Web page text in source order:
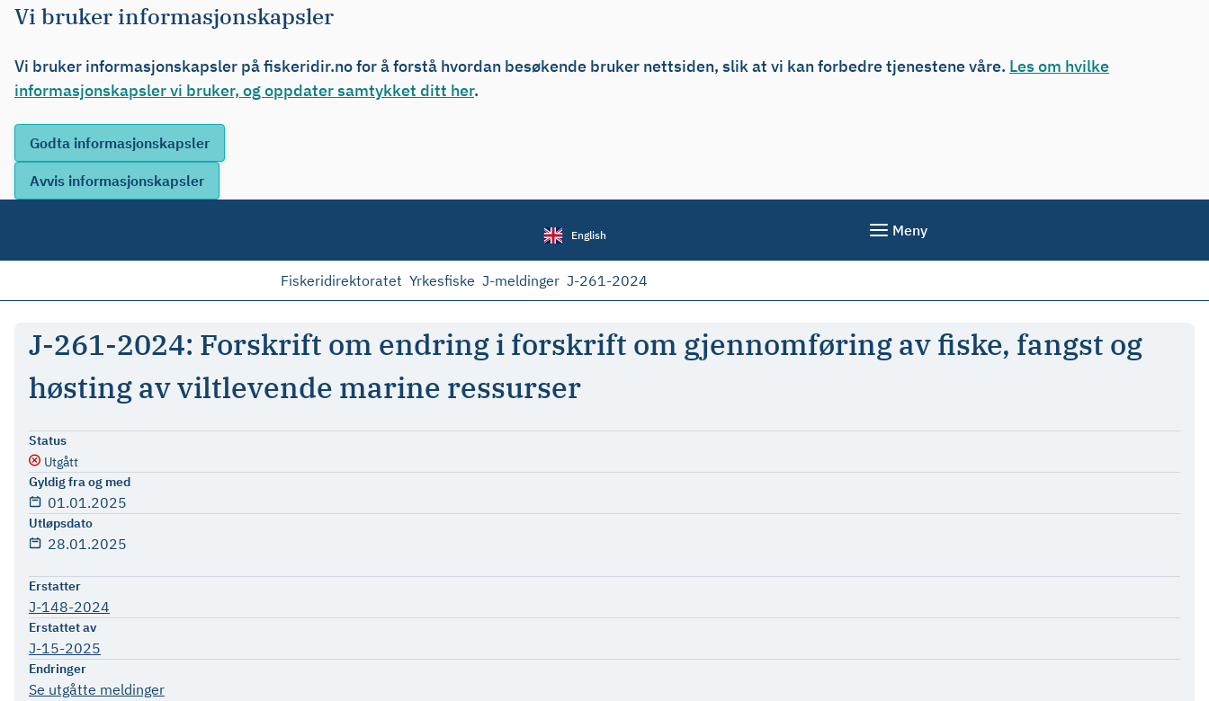
Vi bruker informasjonskapsler
Vi bruker informasjonskapsler på fiskeridir.no for å forstå hvordan besøkende bruker nettsiden, slik at vi kan forbedre tjenestene våre. Les om hvilke
informasjonskapsler vi bruker, og oppdater samtykket ditt her.
English Meny
Fiskeridirektoratet Yrkesfiske J-meldinger J-261-2024
J-261-2024: Forskrift om endring i forskrift om gjennomføring av fiske, fangst og
høsting av viltlevende marine ressurser
Status
Utgått
Gyldig fra og med
01.01.2025
Utløpsdato
28.01.2025
Erstatter
J-148-2024
Erstattet av
J-15-2025
Endringer
Se utgåtte meldinger